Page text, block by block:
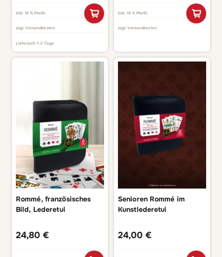
inkl. 19 % MwSt.
zzgl. Versandkosten
Lieferzeit:1-3 Tage
inkl. 19 % MwSt.
zzgl. Versandkosten
Rommé, französisches
Bild, Lederetui
24,80 €
Senioren Rommé im
Kunstlederetui
24,00 €